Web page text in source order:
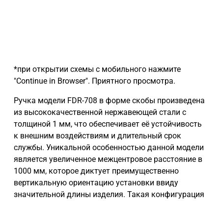
*при открытии схемы с мобильного нажмите
"Continue in Browser". Приятного просмотра.
Ручка модели FDR-708 в форме скобы произведена
из высококачественной нержавеющей стали с
толщиной 1 мм, что обеспечивает её устойчивость
к внешним воздействиям и длительный срок
службы. Уникальной особенностью данной модели
является увеличенное межцентровое расстояние в
1000 мм, которое диктует преимущественно
вертикальную ориентацию установки ввиду
значительной длины изделия. Такая конфигурация